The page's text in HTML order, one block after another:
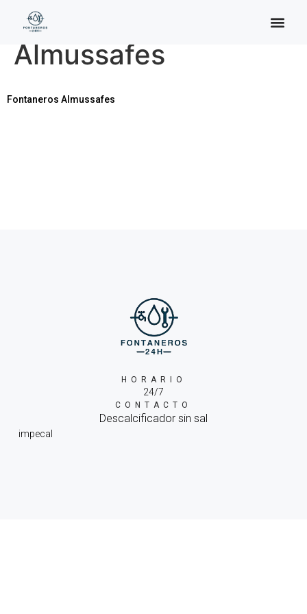
Categoría:
Almussafes
Fontaneros Almussafes
HORARIO
24/7
CONTACTO
Descalcificador sin sal
impecal